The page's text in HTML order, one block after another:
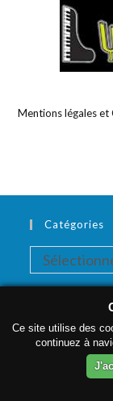
Mentions légales
Catégories
Catégories
Ce site utilise des
continuez à